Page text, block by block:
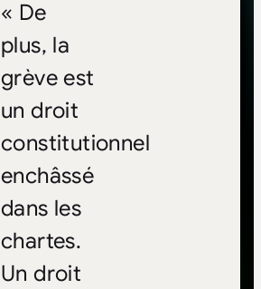
« De
plus, la
grève est
un droit
constitutionnel
enchâssé
dans les
chartes.
Un droit